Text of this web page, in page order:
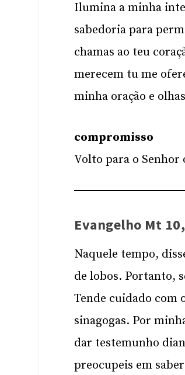
Ilumina a minha
sabedoria para
chamas ao teu
merecem tu me
minha oração e
compromisso
Volto para o Senhor
Evangelho Mt
Naquele tempo,
de lobos. Portanto,
Tende cuidado com
sinagogas. Por
dar testemunho
preocupeis em